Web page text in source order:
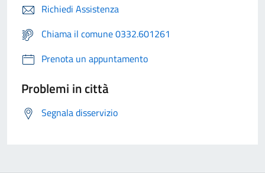
Richiedi Assistenza
Chiama il comune 0332.601261
Prenota un appuntamento
Problemi in città
Segnala disservizio